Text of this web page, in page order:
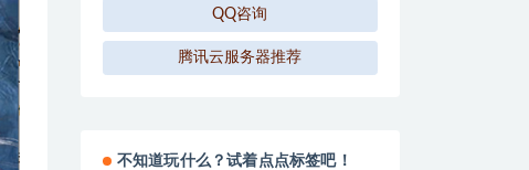
QQ咨询
腾讯云服务器推荐
不知道玩什么？试着点点标签吧！